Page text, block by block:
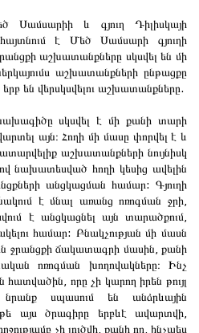
Սամսարիի և գյուղ Դիլիսկայի
է Մեծ Սամսարի գյուղի
աշխատանքները սկսվել են մի
աշխատանքների ընթացքը
են վերսկսվելու աշխատանքները.
սկսվել է մի քանի տարի
այն։ Հողի մի մասը փորվել է և
աշխատանքների նույնիսկ
նախատեսված հողի կեսից ավելին
անցկացման համար: Գյուղի
է մնալ առանց ոռոգման ջրի,
է անցկացնել այն տարածքում,
համար: Բնակչության մի մասն
ջրանցքի ճակատագրի մասին, քանի
ոռոգման խողովակները։ Ինչ
հատվածին, որը չի կարող իրեն թույլ
սպասում են անձրևային
այս ծրագիրը երբևէ ավարտվի,
չի լուծվի, քանի որ, ինչպես